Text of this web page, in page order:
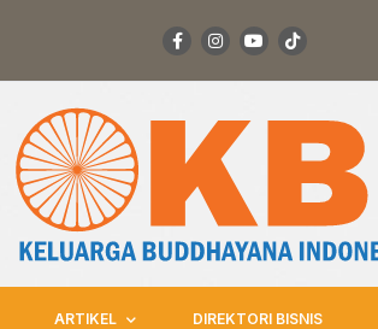
ARTIKEL DIREKTORI BISNIS